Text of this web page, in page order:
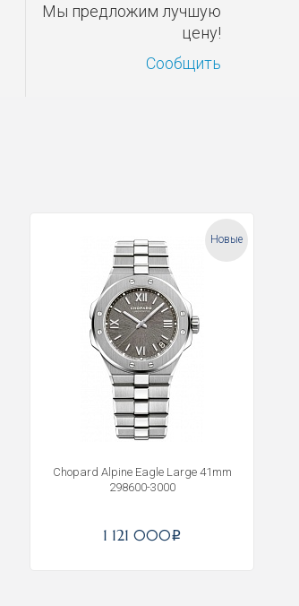
Мы предложим лучшую
цену!
Сообщить
Новые
Chopard Alpine Eagle Large 41mm
298600-3000
1 121 000i